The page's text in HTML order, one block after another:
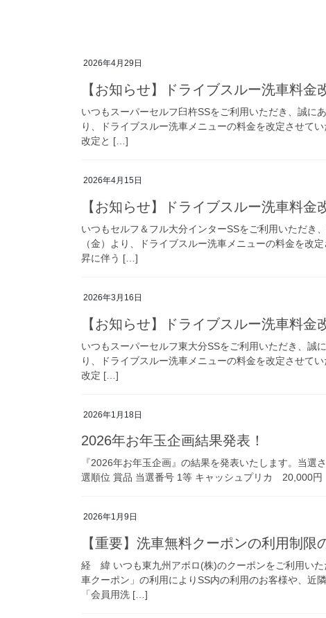
2026年4月29日
【お知らせ】ドライブスルー洗車料金
いつもスーパーセルフ臼杵SSをご利用いただき、誠に
り、ドライブスルー洗車メニューの料金を改定させて
改定と […]
2026年4月15日
【お知らせ】ドライブスルー洗車料金
いつもセルフ＆フル大分インターSSをご利用いただき
（金）より、ドライブスルー洗車メニューの料金を改
昇に伴う […]
2026年3月16日
【お知らせ】ドライブスルー洗車料金
いつもスーパーセルフ東大分SSをご利用いただき、誠
り、ドライブスルー洗車メニューの料金を改定させて
改定 […]
2026年1月18日
2026年お年玉企画結果発表！
『2026年お年玉企画』の結果を発表いたします。当
選順位 賞品 当選番号 1等 キャッシュプリカ 20,000
2026年1月9日
【重要】洗車無料クーポンの利用制限
経 緯 いつも東九州アポロ(株)のクーポンをご利用い
車クーポン」の利用によりSS内の利用のお客様や、近
「会員用洗 […]